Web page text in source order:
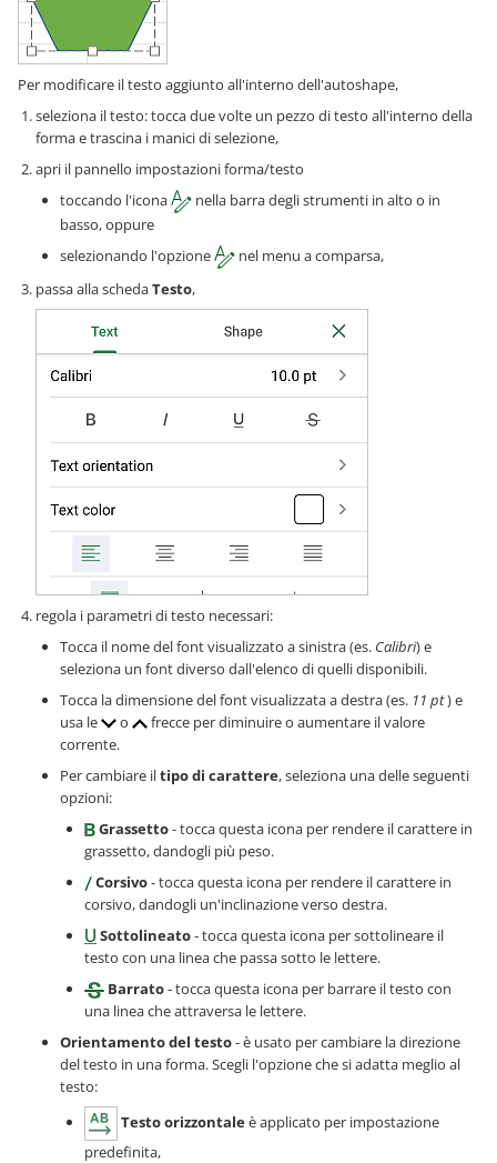
Per modificare il testo aggiunto all'interno dell'autoshape,
seleziona il testo: tocca due volte un pezzo di testo all'interno della
forma e trascina i manici di selezione,
apri il pannello impostazioni forma/testo
toccando l'icona
nella barra degli strumenti in alto o in
basso, oppure
selezionando l'opzione
nel menu a comparsa,
passa alla schedaTesto,
regola i parametri di testo necessari:
Tocca il nome del font visualizzato a sinistra (es. Calibri) e
seleziona un font diverso dall'elenco di quelli disponibili.
Tocca la dimensione del font visualizzata a destra (es. 11 pt) e
usa le
o
frecce per diminuire o aumentare il valore
corrente.
Per cambiare iltipo di carattere, seleziona una delle seguenti
opzioni:
Grassetto- tocca questa icona per rendere il carattere in
grassetto, dandogli più peso.
Corsivo- tocca questa icona per rendere il carattere in
corsivo, dandogli un'inclinazione verso destra.
Sottolineato- tocca questa icona per sottolineare il
testo con una linea che passa sotto le lettere.
Barrato- tocca questa icona per barrare il testo con
una linea che attraversa le lettere.
Orientamento del testo- è usato per cambiare la direzione
del testo in una forma. Scegli l'opzione che si adatta meglio al
testo:
Testo orizzontaleè applicato per impostazione
predefinita,